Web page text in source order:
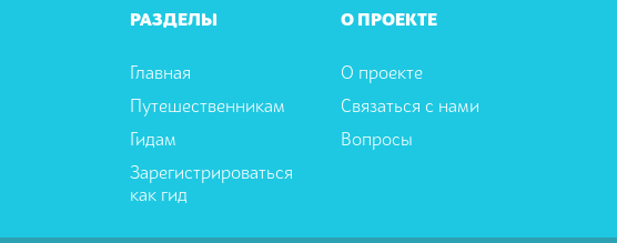
РАЗДЕЛЫ
Главная
Путешественникам
Гидам
Зарегистрироваться
как гид
О ПРОЕКТЕ
О проекте
Связаться с нами
Вопросы